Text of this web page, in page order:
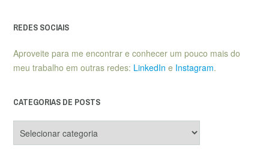
REDES SOCIAIS
Aproveite para me encontrar e conhecer um pouco mais do
meu trabalho em outras redes: LinkedIn e Instagram.
CATEGORIAS DE POSTS
de